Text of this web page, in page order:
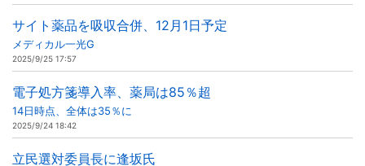
サイト薬品を吸収合併、12月1日予定
メディカル一光G
2025/9/25 17:57
電子処方箋導入率、薬局は85％超
14日時点、全体は35％に
2025/9/24 18:42
立民選対委員長に逢坂氏